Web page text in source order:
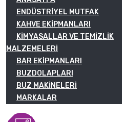
ENDÜSTRIYEL MUTFAK
KAHVE EKIPMANLARI
KIMYASALLAR VE TEMIZLIK
MALZEMELERI
BAR EKIPMANLARI
BUZDOLAPLARI
BUZ MAKINELERI
MARKALAR